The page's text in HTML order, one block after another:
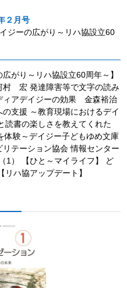
２月号
ジーの広がり～リハ協設立60
がり～リハ協設立60周年～】
宏 発達障害等で文字の読み
ィアデイジーの効果 金森裕治
支援 ～教育現場におけるデイ
書の楽しさを教えてくれた
験～デイジー子どもゆめ文庫
テーション協会 情報センター
1） 【ひと～マイライフ】 ど
ハ協アップデート】